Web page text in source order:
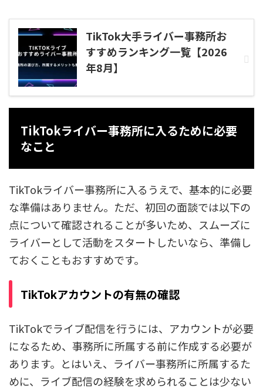
TikTok大手ライバー事務所お
すすめランキング一覧【2026
年8月】
TikTokライバー事務所に入るために必要
なこと
TikTokライバー事務所に入るうえで、基本的に必要
な準備はありません。ただ、初回の面談では以下の
点について確認されることが多いため、スムーズに
ライバーとして活動をスタートしたいなら、準備し
ておくこともおすすめです。
TikTokアカウントの有無の確認
TikTokでライブ配信を行うには、アカウントが必要
になるため、事務所に所属する前に作成する必要が
あります。とはいえ、ライバー事務所に所属するた
めに、ライブ配信の経験を求められることは少ない